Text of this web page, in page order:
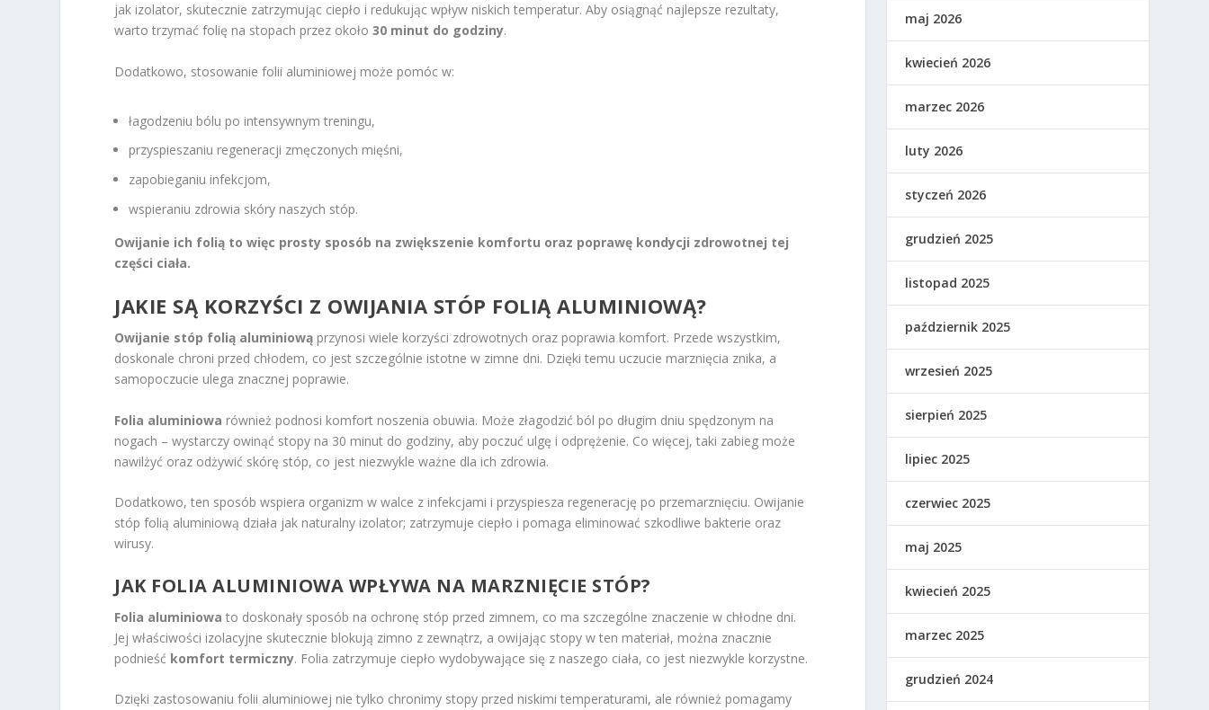
jak izolator, skutecznie zatrzymując ciepło i redukując wpływ niskich temperatur. Aby osiągnąć najlepsze rezultaty,
warto trzymać folię na stopach przez około30 minut do godziny.
Dodatkowo, stosowanie folii aluminiowej może pomóc w:
łagodzeniu bólu po intensywnym treningu,
przyspieszaniu regeneracji zmęczonych mięśni,
zapobieganiu infekcjom,
wspieraniu zdrowia skóry naszych stóp.
Owijanie ich folią to więc prosty sposób na zwiększenie komfortu oraz poprawę kondycji zdrowotnej tej
części ciała.
JAKIE SĄ KORZYŚCI Z OWIJANIA STÓP FOLIĄ ALUMINIOWĄ?
Owijanie stóp folią aluminiową przynosi wiele korzyści zdrowotnych oraz poprawia komfort. Przede wszystkim,
doskonale chroni przed chłodem, co jest szczególnie istotne w zimne dni. Dzięki temu uczucie marznięcia znika, a
samopoczucie ulega znacznej poprawie.
Folia aluminiowa również podnosi komfort noszenia obuwia. Może złagodzić ból po długim dniu spędzonym na
nogach – wystarczy owinąć stopy na 30 minut do godziny, aby poczuć ulgę i odprężenie. Co więcej, taki zabieg może
nawilżyć oraz odżywić skórę stóp, co jest niezwykle ważne dla ich zdrowia.
Dodatkowo, ten sposób wspiera organizm w walce z infekcjami i przyspiesza regenerację po przemarznięciu. Owijanie
stóp folią aluminiową działa jak naturalny izolator; zatrzymuje ciepło i pomaga eliminować szkodliwe bakterie oraz
wirusy.
JAK FOLIA ALUMINIOWA WPŁYWA NA MARZNIĘCIE STÓP?
Folia aluminiowa to doskonały sposób na ochronę stóp przed zimnem, co ma szczególne znaczenie w chłodne dni.
Jej właściwości izolacyjne skutecznie blokują zimno z zewnątrz, a owijając stopy w ten materiał, można znacznie
podnieść komfort termiczny. Folia zatrzymuje ciepło wydobywające się z naszego ciała, co jest niezwykle korzystne.
Dzięki zastosowaniu folii aluminiowej nie tylko chronimy stopy przed niskimi temperaturami, ale również pomagamy
maj 2026
kwiecień 2026
marzec 2026
luty 2026
styczeń 2026
grudzień 2025
listopad 2025
październik 2025
wrzesień 2025
sierpień 2025
lipiec 2025
czerwiec 2025
maj 2025
kwiecień 2025
marzec 2025
grudzień 2024